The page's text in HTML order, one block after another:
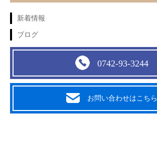
新着情報
ブログ
0742-93-3244
お問い合わせはこちら